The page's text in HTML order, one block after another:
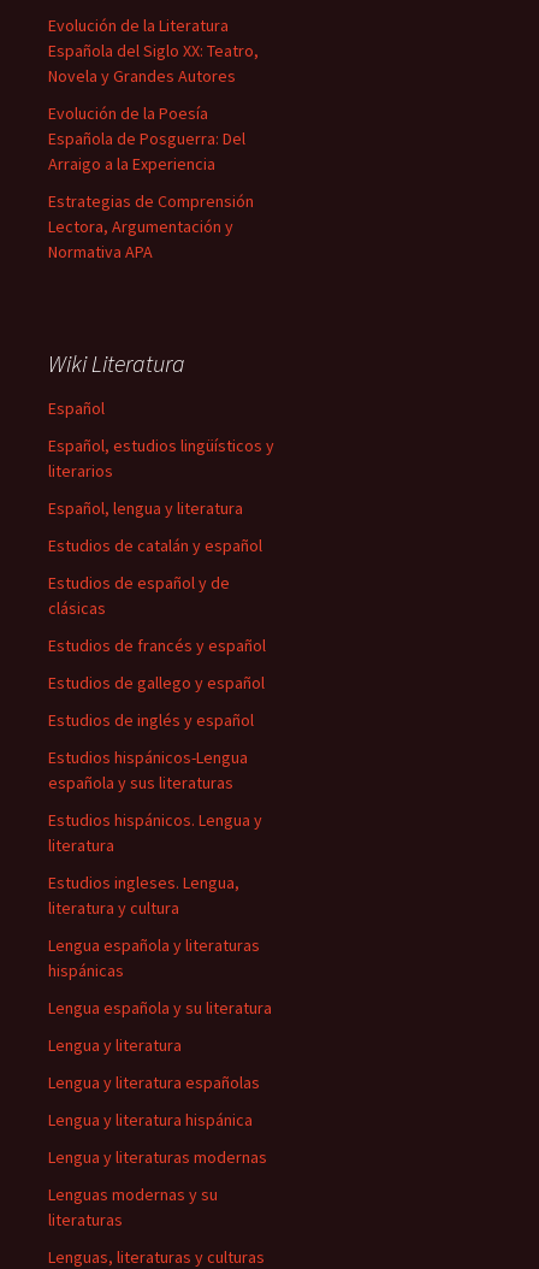
Evolución de la Literatura
Española del Siglo XX: Teatro,
Novela y Grandes Autores
Evolución de la Poesía
Española de Posguerra: Del
Arraigo a la Experiencia
Estrategias de Comprensión
Lectora, Argumentación y
Normativa APA
Wiki Literatura
Español
Español, estudios lingüísticos y
literarios
Español, lengua y literatura
Estudios de catalán y español
Estudios de español y de
clásicas
Estudios de francés y español
Estudios de gallego y español
Estudios de inglés y español
Estudios hispánicos-Lengua
española y sus literaturas
Estudios hispánicos. Lengua y
literatura
Estudios ingleses. Lengua,
literatura y cultura
Lengua española y literaturas
hispánicas
Lengua española y su literatura
Lengua y literatura
Lengua y literatura españolas
Lengua y literatura hispánica
Lengua y literaturas modernas
Lenguas modernas y su
literaturas
Lenguas, literaturas y culturas